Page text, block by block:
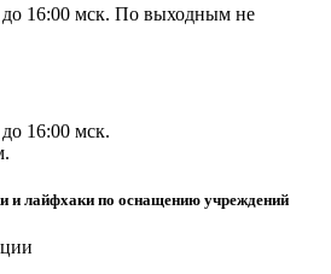
16:00 мск. По выходным не
16:00 мск.
и лайфхаки по оснащению учреждений